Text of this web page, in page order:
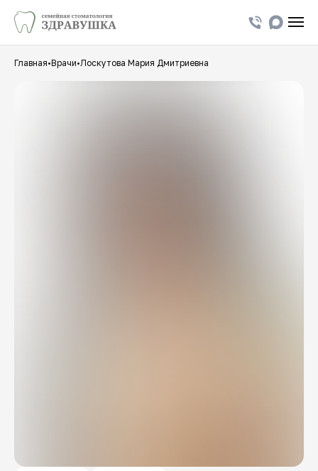
Главная•Врачи•Лоскутова Мария Дмитриевна